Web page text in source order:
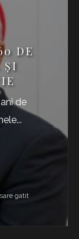
DE
ŞI
de
gatit